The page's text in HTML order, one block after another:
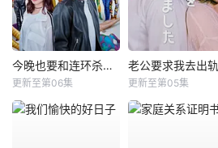
今晚也要和连环杀手约会
更新至第06集
老公要求我去出轨
更新至第05集